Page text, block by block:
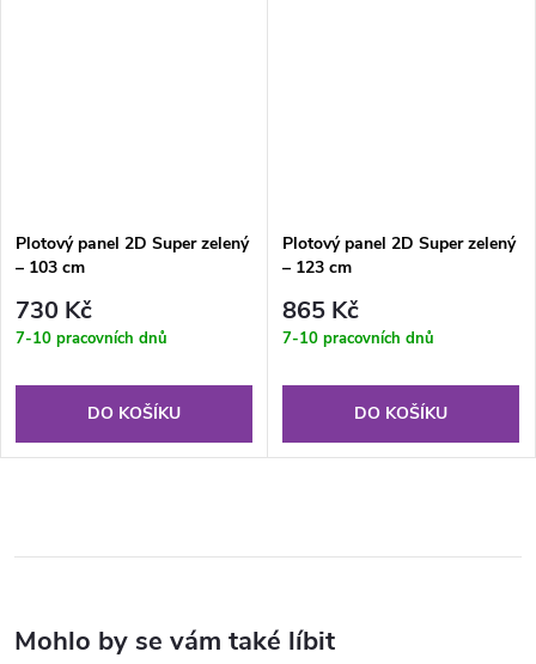
Plotový panel 2D Super zelený
– 103 cm
730 Kč
7-10 pracovních dnů
DO KOŠÍKU
Plotový panel 2D Super zelený
– 123 cm
865 Kč
7-10 pracovních dnů
DO KOŠÍKU